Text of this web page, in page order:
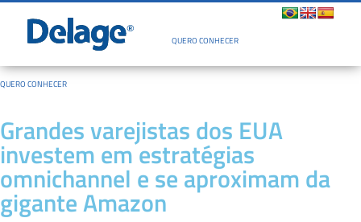
QUERO CONHECER
QUERO CONHECER
Grandes varejistas dos EUA
investem em estratégias
omnichannel e se aproximam da
gigante Amazon